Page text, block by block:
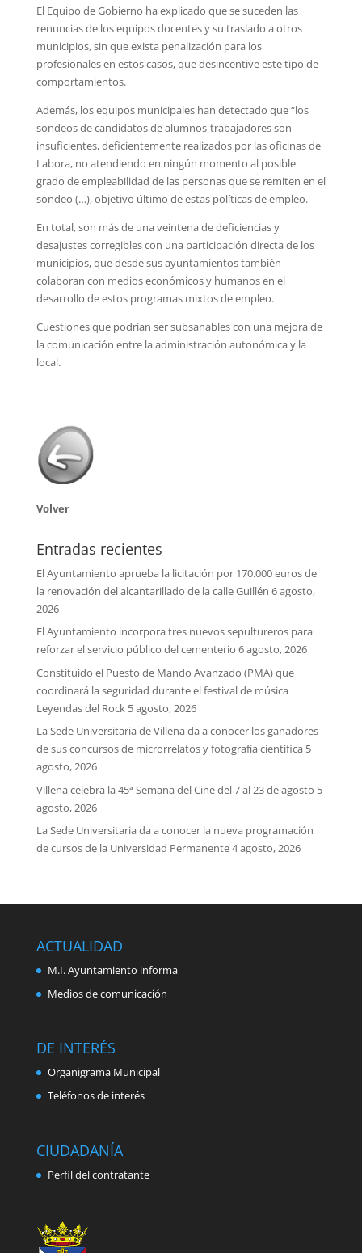
El Equipo de Gobierno ha explicado que se suceden las
renuncias de los equipos docentes y su traslado a otros
municipios, sin que exista penalización para los
profesionales en estos casos, que desincentive este tipo de
comportamientos.
Además, los equipos municipales han detectado que “los
sondeos de candidatos de alumnos-trabajadores son
insuficientes, deficientemente realizados por las oficinas de
Labora, no atendiendo en ningún momento al posible
grado de empleabilidad de las personas que se remiten en el
sondeo (…), objetivo último de estas políticas de empleo.
En total, son más de una veintena de deficiencias y
desajustes corregibles con una participación directa de los
municipios, que desde sus ayuntamientos también
colaboran con medios económicos y humanos en el
desarrollo de estos programas mixtos de empleo.
Cuestiones que podrían ser subsanables con una mejora de
la comunicación entre la administración autonómica y la
local.
Volver
Entradas recientes
El Ayuntamiento aprueba la licitación por 170.000 euros de
la renovación del alcantarillado de la calle Guillén 6 agosto,
2026
El Ayuntamiento incorpora tres nuevos sepultureros para
reforzar el servicio público del cementerio 6 agosto, 2026
Constituido el Puesto de Mando Avanzado (PMA) que
coordinará la seguridad durante el festival de música
Leyendas del Rock 5 agosto, 2026
La Sede Universitaria de Villena da a conocer los ganadores
de sus concursos de microrrelatos y fotografía científica 5
agosto, 2026
Villena celebra la 45ª Semana del Cine del 7 al 23 de agosto 5
agosto, 2026
La Sede Universitaria da a conocer la nueva programación
de cursos de la Universidad Permanente4 agosto, 2026
ACTUALIDAD
M.I. Ayuntamiento informa
Medios de comunicación
DE INTERÉS
Organigrama Municipal
Teléfonos de interés
CIUDADANÍA
Perfil del contratante